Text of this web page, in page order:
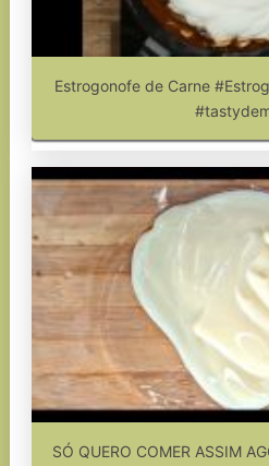
Estrogonofe de Carne
SÓ QUERO COMER ASSIM